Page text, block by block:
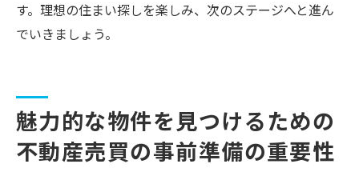
す。理想の住まい探しを楽しみ、次のステージへと進ん
でいきましょう。
魅力的な物件を見つけるための
不動産売買の事前準備の重要性